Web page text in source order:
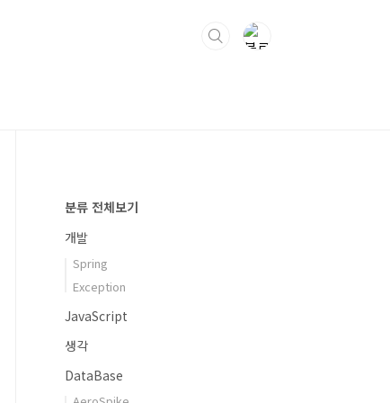
분류 전체보기
개발
Spring
Exception
JavaScript
생각
DataBase